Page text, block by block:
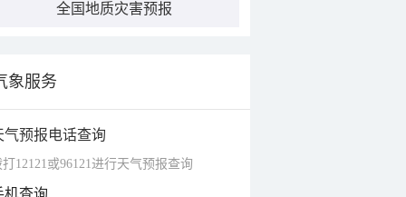
全国地质灾害预报
象服务
气预报电话查询
打12121或96121进行天气预报查询
机查询